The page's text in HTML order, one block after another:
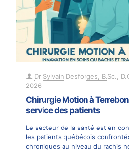
Dr Sylvain Desforges, B.Sc.,
2026
Chirurgie Motion à
service des patients
Le secteur de la santé est en
les patients québécois
chroniques au niveau du rachis